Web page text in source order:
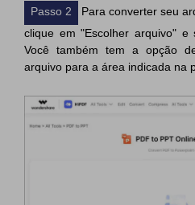
Passo 2
Para converter seu
clique em "Escolher arquivo" e
Você também tem a opção
arquivo para a área indicada na